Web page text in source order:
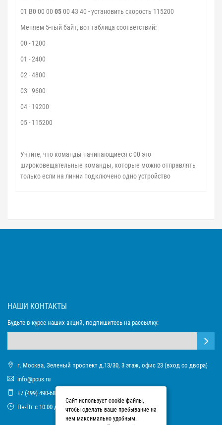
01 B0 00 00 0500 43 40 - установить скорость 115200
Меняем 5-тый байт, вот таблица соответствий:
00 - 1200
01 - 2400
02 - 4800
03 - 9600
04 - 19200
05 - 115200
Учтите, что команды начинающиеся с 00 это
широковещательные команды, которые можно отправлять
только если на линии подключено одно устройство
НАШИ КОНТАКТЫ
Будьте в курсе наших акций, подпишитесь на рассылку:
г. Москва, Зеленый проспект д.13/30, 3 этаж, офис 23 (вход со двора)
info@pcus.ru
+7 (499) 490-68-93
Пн-Пт с 10:00 до 17:00
Сайт использует cookie-файлы,
чтобы сделать ваше пребывание на
нем максимально удобным.